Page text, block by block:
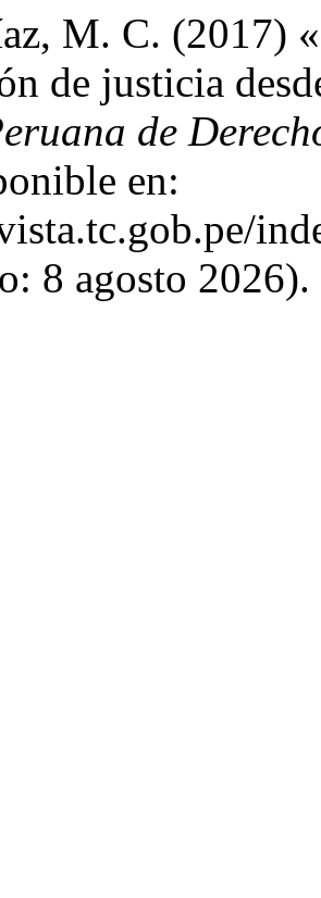
M. C. (2017)
de justicia
de
en:
8 agosto 2026).